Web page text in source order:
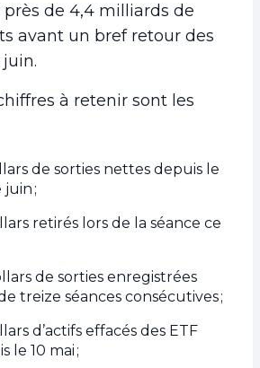
de 4,4 milliards de
avant un bref retour des
à retenir sont les
de sorties nettes depuis le
;
retirés lors de la séance ce
de sorties enregistrées
treize séances consécutives ;
d’actifs effacés des ETF
le 10 mai ;